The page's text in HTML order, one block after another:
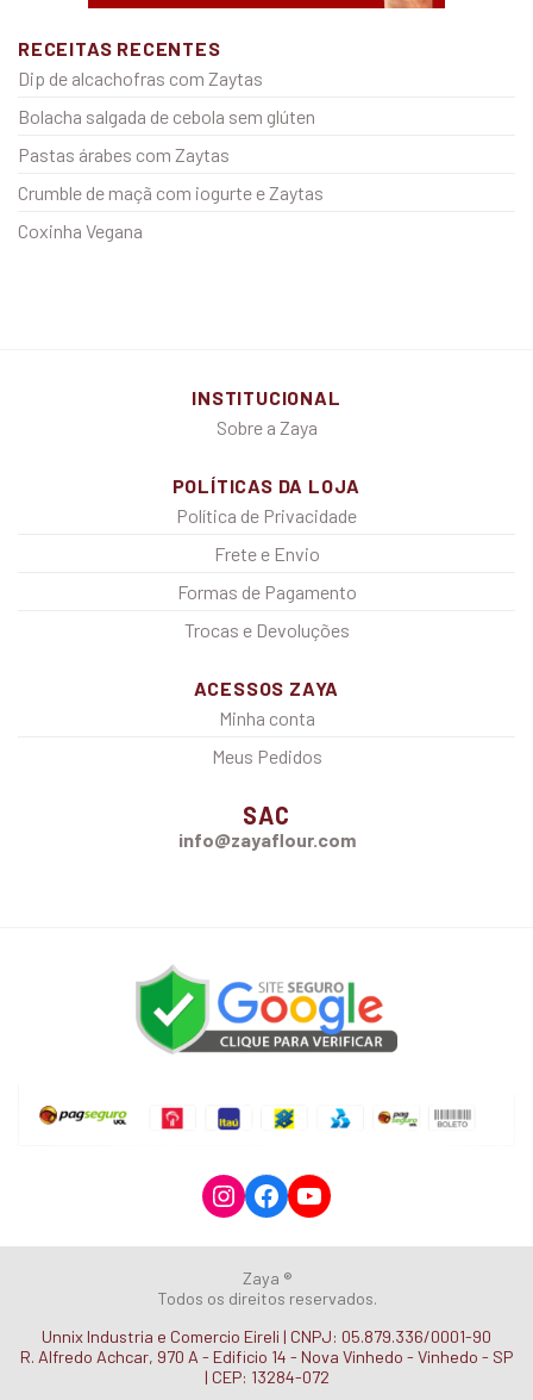
RECEITAS RECENTES
Dip de alcachofras com Zaytas
Bolacha salgada de cebola sem glúten
Pastas árabes com Zaytas
Crumble de maçã com iogurte e Zaytas
Coxinha Vegana
INSTITUCIONAL
Sobre a Zaya
POLÍTICAS DA LOJA
Política de Privacidade
Frete e Envio
Formas de Pagamento
Trocas e Devoluções
ACESSOS ZAYA
Minha conta
Meus Pedidos
SAC
info@zayaflour.com
Instagram
Facebook
YouTube
Zaya ®
Todos os direitos reservados.
Unnix Industria e Comercio Eireli | CNPJ: 05.879.336/0001-90
R. Alfredo Achcar, 970 A - Edificio 14 - Nova Vinhedo - Vinhedo - SP
| CEP: 13284-072